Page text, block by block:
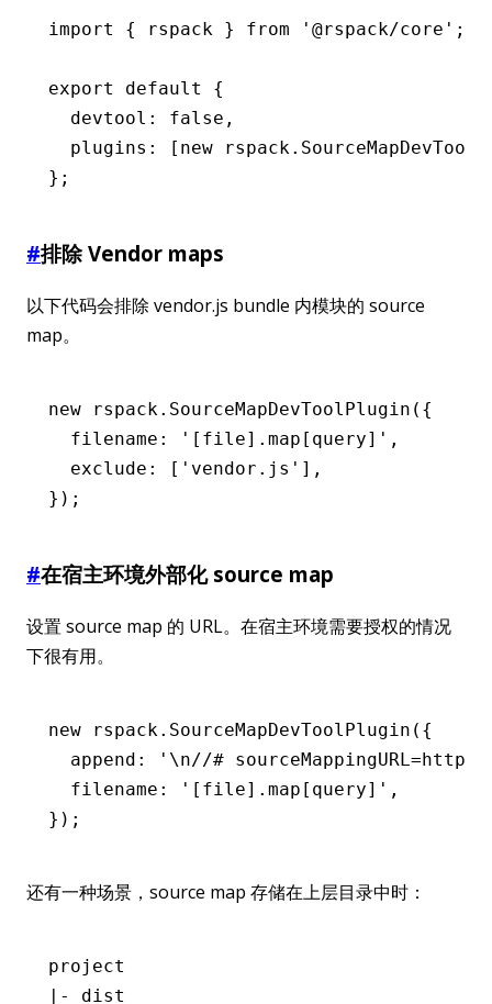
import { rspack } from '@rspack/core' ;
export default
{
  devtool
: false ,
  plugins
: [ new rspack
};
#排除 Vendor maps
以下代码会排除 vendor.js bundle 内模块的 source
map。
new rspack.SourceMapDevToolPlugin ({
  filename
: '[file].map[query]' ,
  exclude
: [ 'vendor.js' ] ,
});
#在宿主环境外部化 source map
设置 source map 的 URL。在宿主环境需要授权的情况
下很有用。
new rspack .SourceMapDevToolPlugin ({
  append
:
'\n//#
  filename
: '[file].map[query]' ,
});
还有一种场景，source map 存储在上层目录中时：
project
|- dist